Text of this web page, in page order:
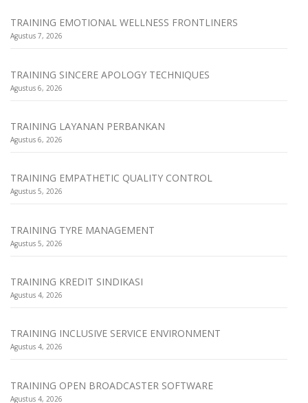
TRAINING EMOTIONAL WELLNESS FRONTLINERS
Agustus 7, 2026
TRAINING SINCERE APOLOGY TECHNIQUES
Agustus 6, 2026
TRAINING LAYANAN PERBANKAN
Agustus 6, 2026
TRAINING EMPATHETIC QUALITY CONTROL
Agustus 5, 2026
TRAINING TYRE MANAGEMENT
Agustus 5, 2026
TRAINING KREDIT SINDIKASI
Agustus 4, 2026
TRAINING INCLUSIVE SERVICE ENVIRONMENT
Agustus 4, 2026
TRAINING OPEN BROADCASTER SOFTWARE
Agustus 4, 2026